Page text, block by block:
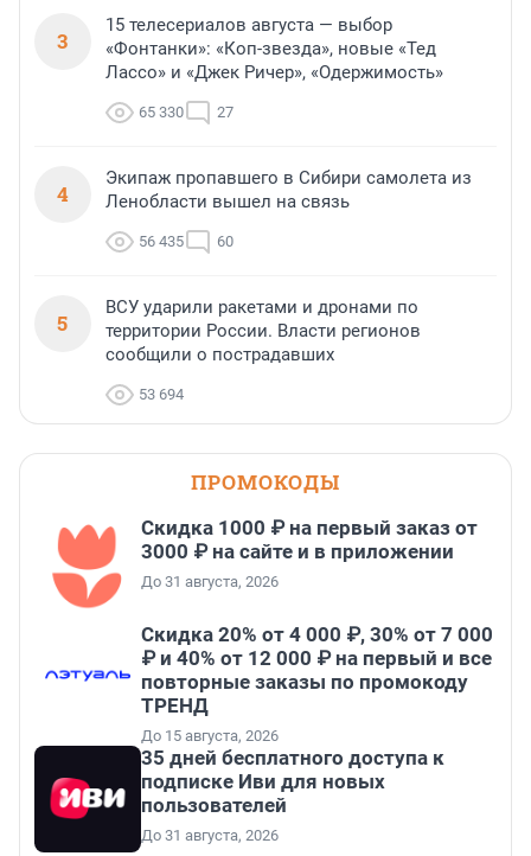
3
15 телесериалов августа — выбор
«Фонтанки»: «Коп-звезда», новые «Тед
Лассо» и «Джек Ричер», «Одержимость»
65 330 27
4
Экипаж пропавшего в Сибири самолета из
Ленобласти вышел на связь
56 435 60
5
ВСУ ударили ракетами и дронами по
территории России. Власти регионов
сообщили о пострадавших
53 694
ПРОМОКОДЫ
Скидка 1000 ₽ на первый заказ от
3000 ₽ на сайте и в приложении
До 31 августа, 2026
Скидка 20% от 4 000 ₽, 30% от 7 000
₽ и 40% от 12 000 ₽ на первый и все
повторные заказы по промокоду
ТРЕНД
До 15 августа, 2026
35 дней бесплатного доступа к
подписке Иви для новых
пользователей
До 31 августа, 2026